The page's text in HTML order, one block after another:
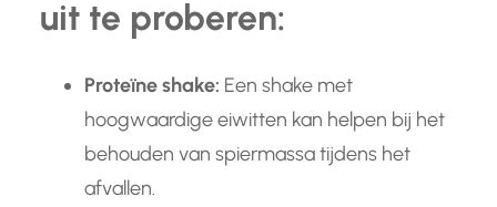
uit te proberen:
Proteïne shake: Een shake met
hoogwaardige eiwitten kan helpen bij het
behouden van spiermassa tijdens het
afvallen.